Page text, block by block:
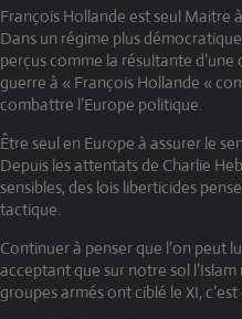
François Hollande est seul Maitre
Dans un régime plus
perçus comme la résultante
guerre à « François Hollande «
combattre l’Europe politique.
Être seul en Europe à assurer le
Depuis les attentats de Charlie
sensibles, des lois liberticides
tactique.
Continuer à penser que l’on peut
acceptant que sur notre sol
groupes armés ont ciblé le XI,